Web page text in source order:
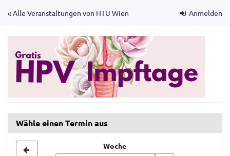
Zum
Anmelden
« Alle Veranstaltungen von HTU Wien
Wähle einen Termin aus
Woche